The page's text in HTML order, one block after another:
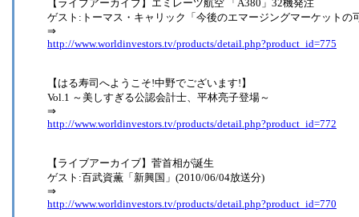
【ライブアーカイブ】エミレーツ航空 「A380」32機発注
ゲスト:トーマス・キャリック「今後のエマージングマーケットの
⇒
http://www.worldinvestors.tv/products/detail.php?product_id=775
【はる寿司へようこそ!中野でございます!】
Vol.1 ～美しすぎる公認会計士、平林亮子登場～
⇒
http://www.worldinvestors.tv/products/detail.php?product_id=772
【ライブアーカイブ】菅首相が誕生
ゲスト:百武資薫「新興国」(2010/06/04放送分)
⇒
http://www.worldinvestors.tv/products/detail.php?product_id=770